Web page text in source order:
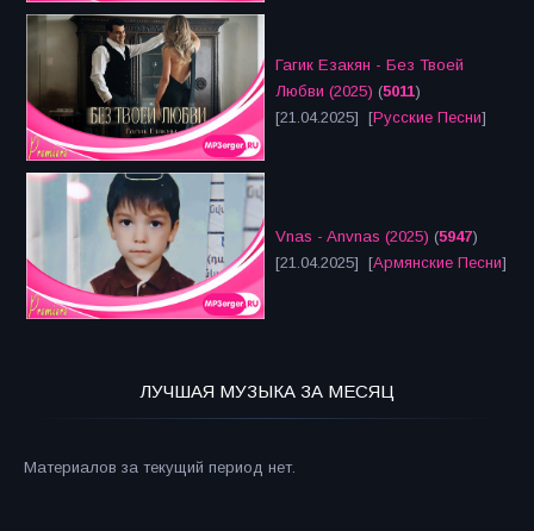
Гагик Езакян - Без Твоей
Любви (2025) (5011)
[21.04.2025] [Русские Песни]
Vnas - Anvnas (2025) (5947)
[21.04.2025] [Армянские Песни]
ЛУЧШАЯ МУЗЫКА ЗА МЕСЯЦ
Материалов за текущий период нет.